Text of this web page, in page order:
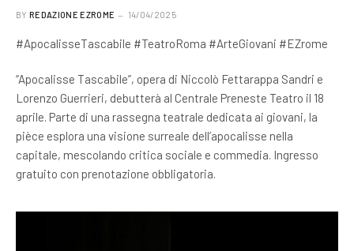
BY REDAZIONE EZROME 14/04/2025
#ApocalisseTascabile #TeatroRoma #ArteGiovani #EZrome
“Apocalisse Tascabile”, opera di Niccolò Fettarappa Sandri e
Lorenzo Guerrieri, debutterà al Centrale Preneste Teatro il 18
aprile. Parte di una rassegna teatrale dedicata ai giovani, la
pièce esplora una visione surreale dell’apocalisse nella
capitale, mescolando critica sociale e commedia. Ingresso
gratuito con prenotazione obbligatoria.